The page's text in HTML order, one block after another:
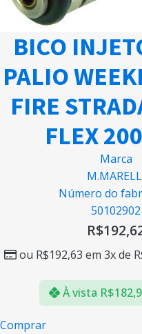
BICO
PALIO
FIRE
FLEX
Marca
Número do
50102902
R$
ou R$192,63 em 3x de
À vista R$
Comprar